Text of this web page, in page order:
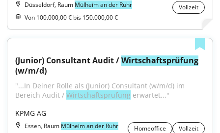
Düsseldorf, Raum Mülheim an der Ruhr
Vollzeit
Von 100.000,00 € bis 150.000,00 €
(Junior) Consultant Audit / Wirtschaftsprüfung
(w/m/d)
"...In Deiner Rolle als (Junior) Consultant (w/m/d) im
Bereich Audit / Wirtschaftsprüfung erwartet..."
KPMG AG
Essen, Raum Mülheim an der Ruhr Homeoffice Vollzeit